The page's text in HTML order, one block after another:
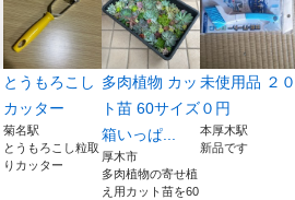
とうもろこし
カッター
菊名駅
とうもろこし粒取
りカッター
多肉植物 カッ
ト苗 60サイズ
箱いっぱ...
厚木市
多肉植物の寄せ植
え用カット苗を60
未使用品 ２０
０円
本厚木駅
新品です